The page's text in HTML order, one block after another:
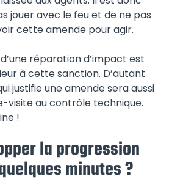
jouer avec le feu et de ne pas
cette amende pour agir.
réparation d’impact est
à cette sanction. D’autant
justifie une amende sera aussi
visite au contrôle technique.
!
la progression
minutes ?